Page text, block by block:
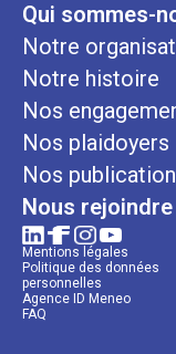
Qui sommes-
Notre
Notre histoire
Nos
Nos plaidoyers
Nos
Nous rejoindre
Mentions légales
Politique des données
personnelles
Agence ID Meneo
FAQ